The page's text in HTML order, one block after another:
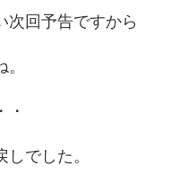
次回予告ですから
でした。